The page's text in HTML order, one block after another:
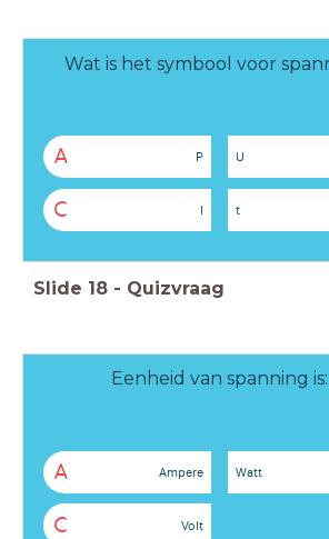
Wat is het symbool voor
A P U
C I t
Slide 18 - Quizvraag
Eenheid van spanning is:
A Ampere Watt
C Volt